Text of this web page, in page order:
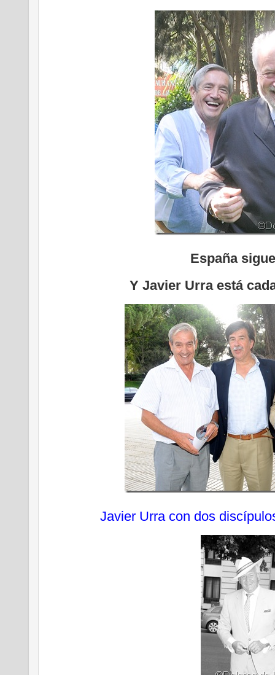
España
Y Javier Urra está
Javier Urra con dos